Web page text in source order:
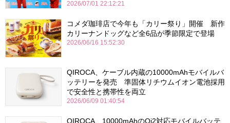
2026/07/01 22:12:21
コメダ珈琲店で今年も「カリー祭り」開催 新作
カリーナンドッグなど全6品が季節限定で登場
2026/06/16 15:52:30
QIROCA、ケーブル内蔵の10000mAhモバイルバ
ッテリーを発売 準固体リチウムイオン電池採用
で安全性と携帯性を両立
2026/06/09 01:40:54
QIROCA、10000mAhのQi2対応モバイルバッテ